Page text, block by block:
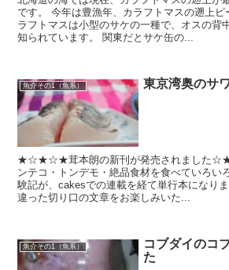
です。 今年は豊漁年、カラフトマスの遡上
ラフトマスは小型のサケの一種で、オスの背
知られています。 関東だとサケ缶の...
魚介その1（魚系） 東京湾奥のサ
★☆★☆★茸本朗の新刊が発売されました
ンテコ・トンデモ・絶品食材を食べていろい
験記が、cakesでの連載を経て単行本になり
違った切り口の文章をお楽しみいた...
魚介その1（魚系）
コブダイのコ
た